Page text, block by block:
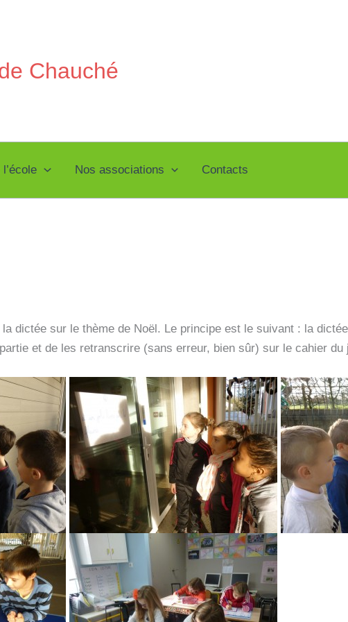
Chauché
Nos associations Contacts
dictée sur le thème de Noël. Le principe est le suivant : la
et de les retranscrire (sans erreur, bien sûr) sur le cahier du